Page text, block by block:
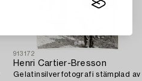
913172
Henri Cartier-Bresson
Gelatinsilverfotografi stämplad av